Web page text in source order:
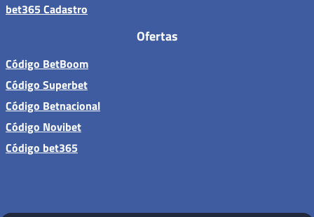
bet365 Cadastro
Ofertas
Código BetBoom
Código Superbet
Código Betnacional
Código Novibet
Código bet365